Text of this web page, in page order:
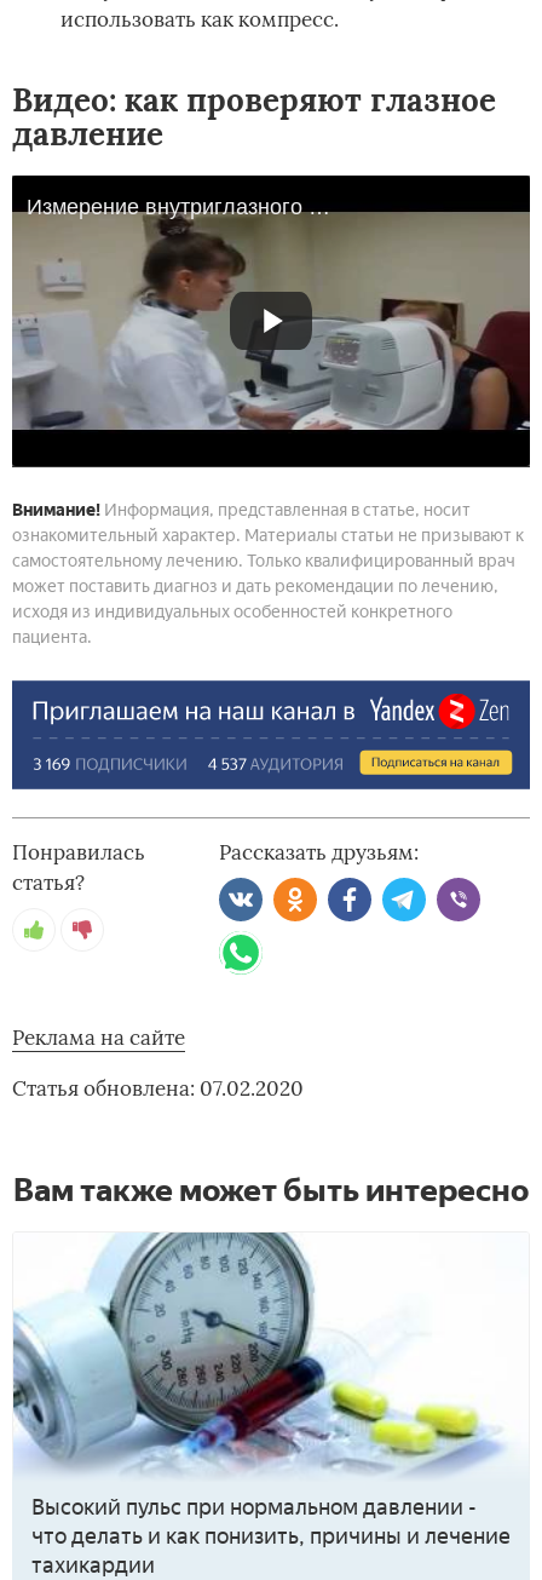
использовать как компресс.
Видео: как проверяют глазное
давление
Измерение внутриглазного давления (ВГД)
Внимание! Информация, представленная в статье, носит
ознакомительный характер. Материалы статьи не призывают к
самостоятельному лечению. Только квалифицированный врач
может поставить диагноз и дать рекомендации по лечению,
исходя из индивидуальных особенностей конкретного
пациента.
Понравилась
статья?
Рассказать друзьям:
Реклама на сайте
Статья обновлена: 07.02.2020
Вам также может быть интересно
Высокий пульс при нормальном давлении -
что делать и как понизить, причины и лечение
тахикардии